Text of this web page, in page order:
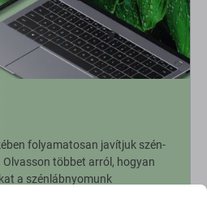
folyamatosan javítjuk szén-
többet arról, hogyan
a szénlábnyomunk